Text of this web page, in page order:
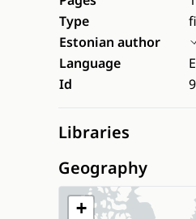
Type
Estonian author
Language
Id
Libraries
Geography
+